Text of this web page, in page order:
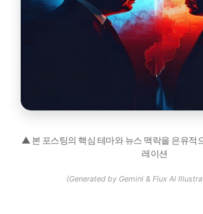
▲ 본 포스팅의 핵심 테마와 뉴스 맥락을 은유적
레이션
(Generated by Gemini & Flux AI